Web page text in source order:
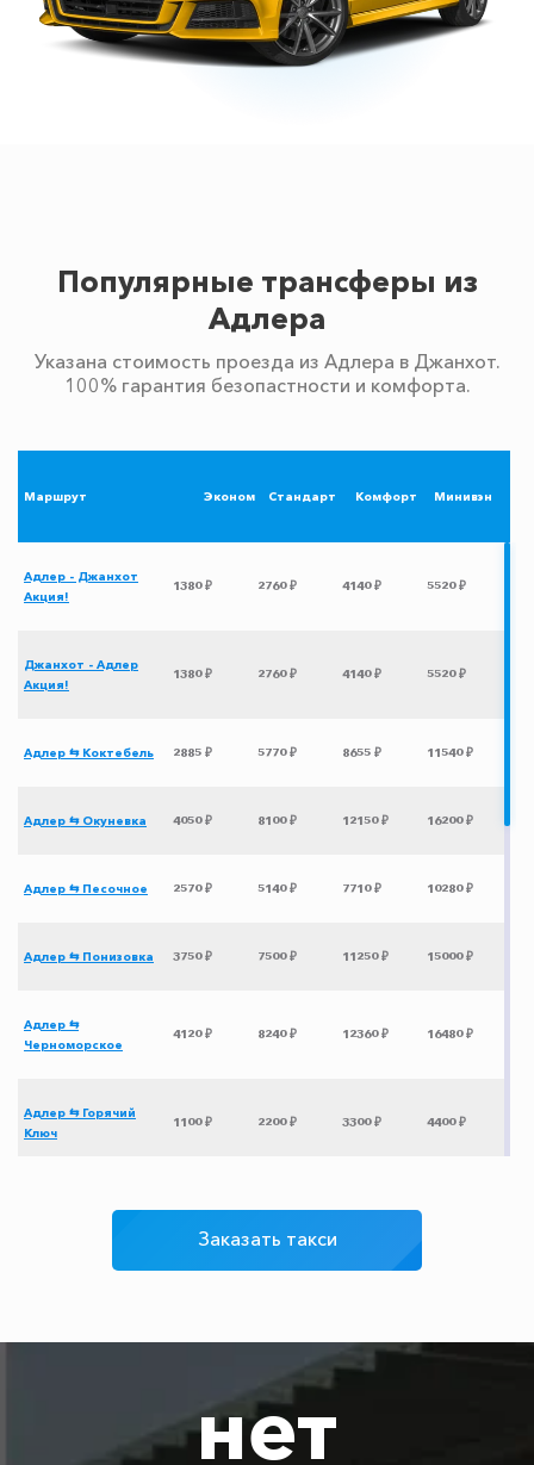
Популярные трансферы из
Адлера
Указана стоимость проезда из Адлера в Джанхот.
100% гарантия безопастности и комфорта.
Маршрут Эконом Стандарт Комфорт Минивэн
Адлер - Джанхот
Акция!
1380 ₽ 2760 ₽ 4140 ₽ 5520 ₽
Джанхот - Адлер
Акция!
1380 ₽ 2760 ₽ 4140 ₽ 5520 ₽
Адлер ⇆ Коктебель 2885 ₽ 5770 ₽ 8655 ₽ 11540 ₽
Адлер ⇆ Окуневка 4050 ₽ 8100 ₽ 12150 ₽ 16200 ₽
Адлер ⇆ Песочное 2570 ₽ 5140 ₽ 7710 ₽ 10280 ₽
Адлер ⇆ Понизовка 3750 ₽ 7500 ₽ 11250 ₽ 15000 ₽
Адлер ⇆
Черноморское
4120 ₽ 8240 ₽ 12360 ₽ 16480 ₽
Адлер ⇆ Горячий
Ключ
1100 ₽ 2200 ₽ 3300 ₽ 4400 ₽
Адлер ⇆ Грозный 3625 ₽ 7250 ₽ 10875 ₽
2850 ₽ 5700 ₽
Заказать такси
нет